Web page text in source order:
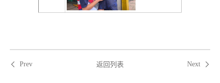
Prev 返回列表 Next